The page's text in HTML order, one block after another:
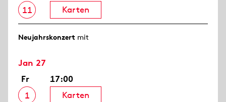
11
Karten
Neujahrs­konzert mit
Jan 27
Fr
1
17:00
Karten